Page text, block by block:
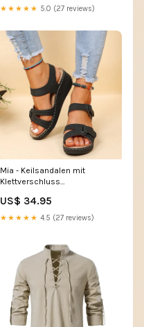
★★★★★ 5.0 (27 reviews)
Mia - Keilsandalen mit
Klettverschluss
US$ 34.95
★★★★★ 4.5 (27 reviews)